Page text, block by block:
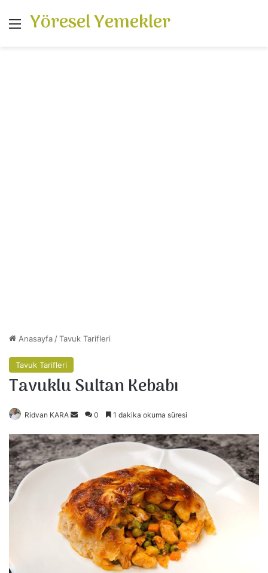
Menü
Yöresel Yemekler
Anasayfa /Tavuk Tarifleri
Tavuk Tarifleri
Tavuklu Sultan Kebabı
Ridvan KARA
r
e
p
o
s
t
a
g
0 1 dakika okuma süresi